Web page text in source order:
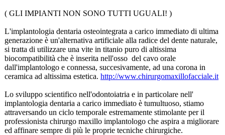
( GLI IMPIANTI NON SONO TUTTI UGUALI! )
L'implantologia dentaria osteointegrata a carico immediato di ultima
generazione è un'alternativa artificiale alla radice del dente naturale,
si tratta di utilizzare una vite in titanio puro di altissima
biocompatibilità che è inserita nell'osso del cavo orale
dall'implantologo e connessa, succesivamente, ad una corona in
ceramica ad altissima estetica. http://www.chirurgomaxillofacciale.it
Lo sviluppo scientifico nell'odontoiatria e in particolare nell'
implantologia dentaria a carico immediato è tumultuoso, stiamo
attraversando un ciclo temporale estremamente stimolante per il
professionista chirurgo maxillo implantologo che aspira a migliorare
ed affinare sempre di più le proprie tecniche chirurgiche.